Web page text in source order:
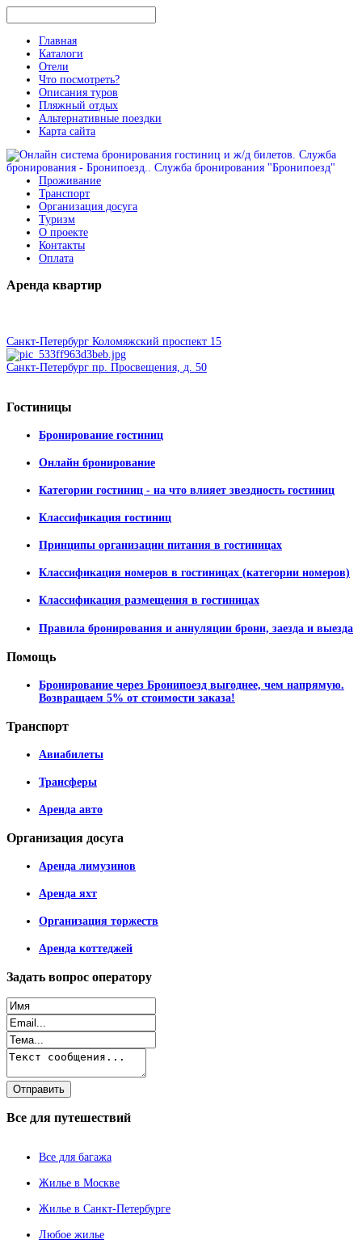
Главная
Каталоги
Отели
Что посмотреть?
Описания туров
Пляжный отдых
Альтернативные поездки
Карта сайта
Проживание
Транспорт
Организация досуга
Туризм
О проекте
Контакты
Оплата
Аренда квартир
Санкт-Петербург Коломяжский проспект 15
Санкт-Петербург пр. Просвещения, д. 50
Гостиницы
Бронирование гостиниц
Онлайн бронирование
Категории гостиниц - на что влияет звездность гостиниц
Классификация гостиниц
Принципы организации питания в гостиницах
Классификация номеров в гостиницах (категории номеров)
Классификация размещения в гостиницах
Правила бронирования и аннуляции брони, заезда и выезда
Помощь
Бронирование через Бронипоезд выгоднее, чем напрямую.
Возвращаем 5% от стоимости заказа!
Транспорт
Авиабилеты
Трансферы
Аренда авто
Организация досуга
Аренда лимузинов
Аренда яхт
Организация торжеств
Аренда коттеджей
Задать вопрос оператору
Все для путешествий
Все для багажа
Жилье в Москве
Жилье в Санкт-Петербурге
Любое жилье